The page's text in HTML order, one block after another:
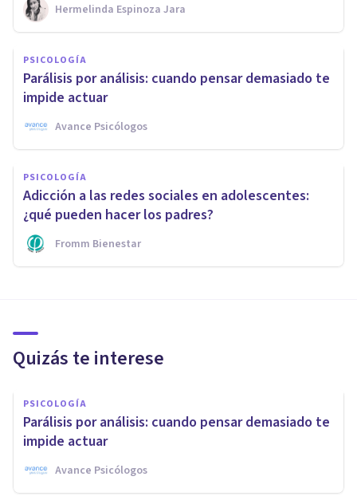
Hermelinda Espinoza Jara
PSICOLOGÍA
Parálisis por análisis: cuando pensar demasiado te
impide actuar
Avance Psicólogos
PSICOLOGÍA
Adicción a las redes sociales en adolescentes:
¿qué pueden hacer los padres?
Fromm Bienestar
Quizás te interese
PSICOLOGÍA
Parálisis por análisis: cuando pensar demasiado te
impide actuar
Avance Psicólogos